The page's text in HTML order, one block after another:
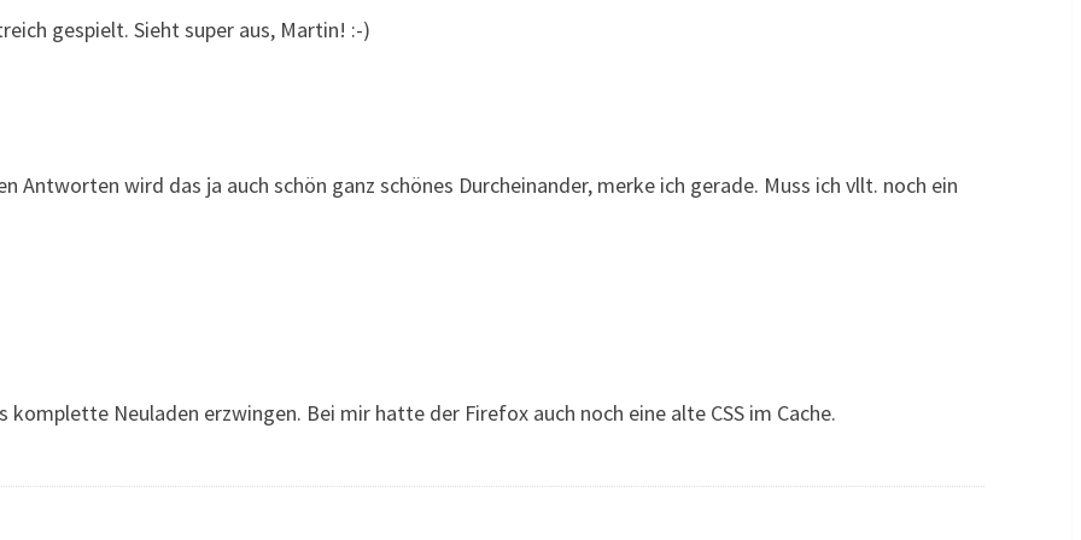
gespielt. Sieht super aus, Martin! :-)
Antworten wird das ja auch schön ganz schönes Durcheinander, merke ich gerade. Muss ich vllt. noch ein
Neuladen erzwingen. Bei mir hatte der Firefox auch noch eine alte CSS im Cache.